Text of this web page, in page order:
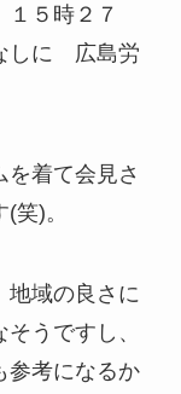
５時２７
しに 広島労
着て会見さ
笑)。
地域の良さに
うですし、
参考になるか